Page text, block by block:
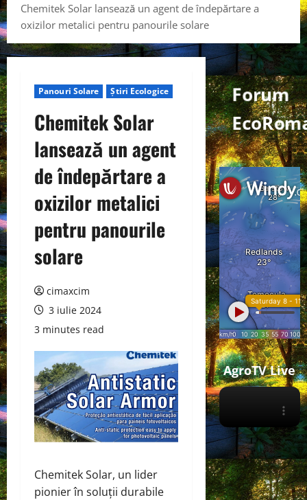
Chemitek Solar lansează un agent de îndepărtare a
oxizilor metalici pentru panourile solare
Panouri Solare Știri Ecologice
Chemitek Solar
lansează un agent
de îndepărtare a
oxizilor metalici
pentru panourile
solare
cimaxcim
3 iulie 2024
3 minutes read
Chemitek Solar, un lider
pionier în soluții durabile
Forum
AgroTV Live